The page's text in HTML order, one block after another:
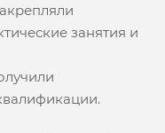
занятия и